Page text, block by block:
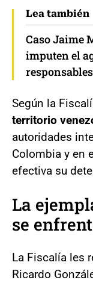
Lea también
Caso Jaime
imputen el
Según la
territorio
autoridades
Colombia y en
efectiva su
La
se
La Fiscalía les
Ricardo